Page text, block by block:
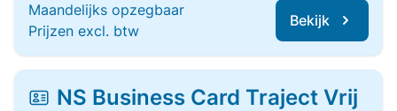
Maandelijks opzegbaar
Prijzen excl. btw
Bekijk
NS Business Card Traject Vrij